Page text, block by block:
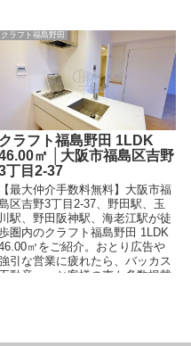
クラフト福島野田
クラフト福島野田 1LDK
㎡ │大阪市福島区吉野
丁目2-37
【最大仲介手数料無料】大阪市福
区吉野3丁目2-37、野田駅、玉
川駅、野田阪神駅、海老江駅が徒
圏内のクラフト福島野田 1LDK
㎡をご紹介。おとり広告や
引な営業に疲れたら、バッカス
動産へ。お客様の声も多数掲載